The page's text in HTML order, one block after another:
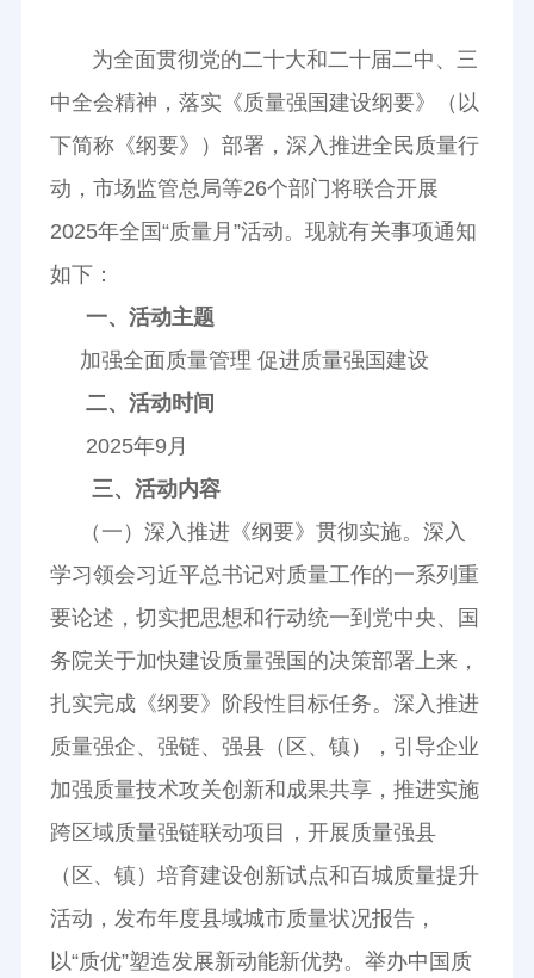
为全面贯彻党的二十大和二十届二中、三
中全会精神，落实《质量强国建设纲要》（以
下简称《纲要》）部署，深入推进全民质量行
动，市场监管总局等26个部门将联合开展
2025年全国“质量月”活动。现就有关事项通知
如下：
一、活动主题
加强全面质量管理 促进质量强国建设
二、活动时间
2025年9月
三、活动内容
（一）深入推进《纲要》贯彻实施。深入
学习领会习近平总书记对质量工作的一系列重
要论述，切实把思想和行动统一到党中央、国
务院关于加快建设质量强国的决策部署上来，
扎实完成《纲要》阶段性目标任务。深入推进
质量强企、强链、强县（区、镇），引导企业
加强质量技术攻关创新和成果共享，推进实施
跨区域质量强链联动项目，开展质量强县
（区、镇）培育建设创新试点和百城质量提升
活动，发布年度县域城市质量状况报告，
以“质优”塑造发展新动能新优势。举办中国质